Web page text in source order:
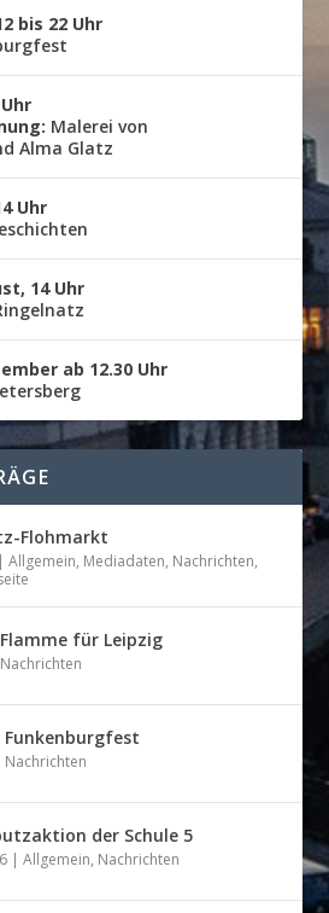
bis 22 Uhr
Malerei von
Alma Glatz
Uhr
14 Uhr
ab 12.30 Uhr
Flohmarkt
|Allgemein, Mediadaten, Nachrichten,
für Leipzig
Nachrichten
Funkenburgfest
Nachrichten
der Schule 5
|Allgemein, Nachrichten